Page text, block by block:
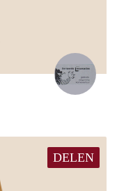
DELEN